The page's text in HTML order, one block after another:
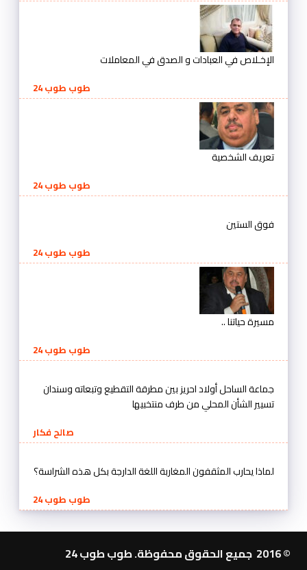
الإخـلاص في العبادات و الصدق في المعاملات
طوب طوب 24
تعريف الشخصية
طوب طوب 24
فوق الستين
طوب طوب 24
مسيرة حياتنا ..
طوب طوب 24
جماعة الساحل أولاد احريز بين مطرقة التقطيع وتبعاته وسندان
تسيير الشأن المحلي من طرف منتخبيها
صالح فكار
لماذا يحارب المثقفون المغاربة اللغة الدارجة بكل هذه الشراسة؟
طوب طوب 24
© 2016 جميع الحقوق محفوظة. طوب طوب 24